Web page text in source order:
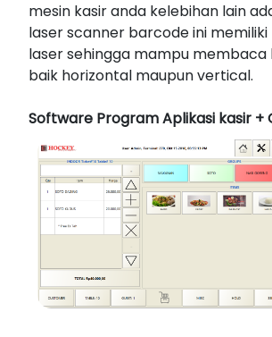
mesin kasir anda kelebihan lain
laser scanner barcode ini
laser sehingga mampu
baik horizontal maupun vertical.
Software Program Aplikasi kasir +